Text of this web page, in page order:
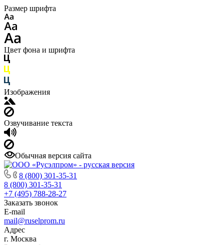
Размер шрифта
Цвет фона и шрифта
Изображения
Озвучивание текста
Обычная версия сайта
8 (800) 301-35-31
8 (800) 301-35-31
+7 (495) 788-28-27
Заказать звонок
E-mail
mail@ruselprom.ru
Адрес
г. Москва